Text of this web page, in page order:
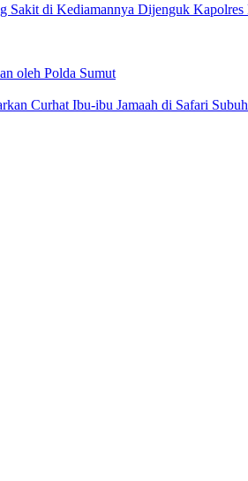
Sakit di Kediamannya Dijenguk Kapolres
oleh Polda Sumut
Curhat Ibu-ibu Jamaah di Safari Subuh